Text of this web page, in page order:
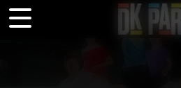
Panneau de gestion des cookies